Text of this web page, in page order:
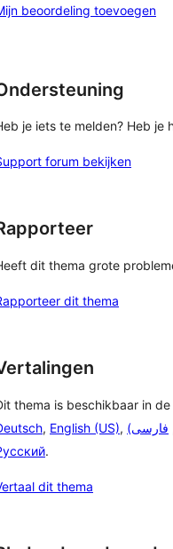
beoordeling toevoegen
je iets te melden? Heb je
forum bekijken
dit thema grote
dit thema
thema is beschikbaar in
, English (US), فارسی
.
dit thema